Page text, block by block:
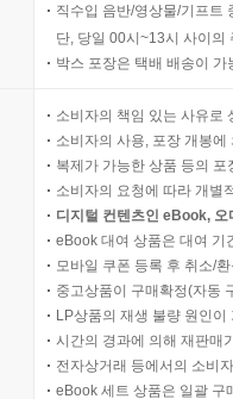
직수입 음반/영상물/기프트
단, 당일 00시~13시 사이의
박스 포장은 택배 배송이
소비자의 책임 있는 사유로
소비자의 사용, 포장 개봉
복제가 가능한 상품 등의
소비자의 요청에 따라 개별
디지털 컨텐츠인 eBook,
eBook 대여 상품은 대여 기
모바일 쿠폰 등록 후 취소/
중고상품이 구매확정(자동
LP상품의 재생 불량 원인
시간의 경과에 의해 재판매
전자상거래 등에서의 소비
eBook 세트 상품은 일괄 구